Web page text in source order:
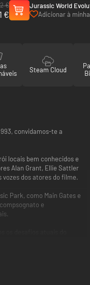
2 €
1 €
Jurassic World
Dinosaur Pack - PC
Adicionar à
Steam Cloud
convidamos-te a
locais bem conhecidos e
Alan Grant, Ellie Sattler
vozes dos atores do filme.
Park, como Main Gates e
e
com inventário e